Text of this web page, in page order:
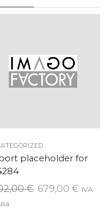
placeholder for
€ Il
679,00 €IlIVA